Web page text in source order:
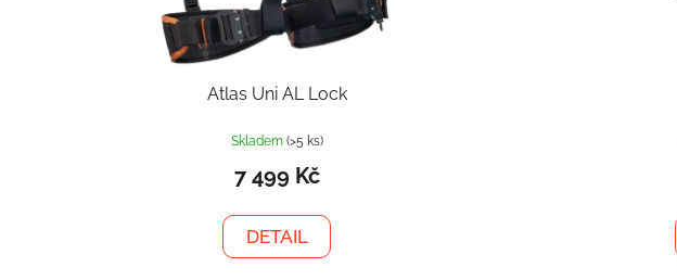
Atlas Uni AL Lock
Skladem (>5 ks)
7 499 Kč
DETAIL